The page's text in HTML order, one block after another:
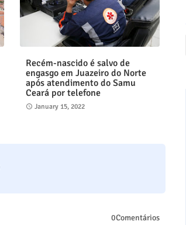
Recém-nascido é salvo de
engasgo em Juazeiro do Norte
após atendimento do Samu
Ceará por telefone
January 15, 2022
0Comentários